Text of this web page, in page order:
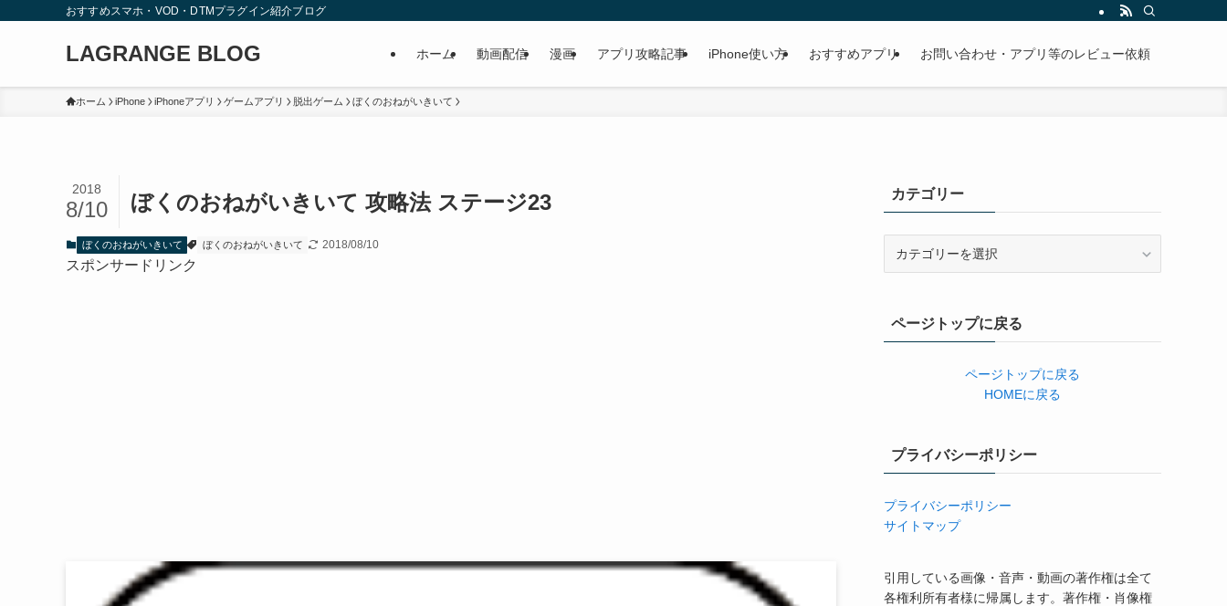
おすすめスマホ・VOD・DTMプラグイン紹介ブログ
LAGRANGE BLOG ホーム 動画配信 漫画 アプリ攻略記事 iPhone使い方 おすすめアプリ お問い合わせ・アプリ等のレビュー依頼
ホーム iPhone iPhoneアプリ ゲームアプリ 脱出ゲーム ぼくのおねがいきいて
ぼくのおねがいきいて 攻略法 ステージ23
2018
8/10
ぼくのおねがいきいて ぼくのおねがいきいて 2018/08/10
スポンサードリンク
カテゴリー
ーページトップに戻る
ページトップに戻る
HOMEに戻る
プライバシーポリシー
プライバシーポリシー
サイトマップ
引用している画像・音声・動画の著作権は全て
各権利所有者様に帰属します。著作権・肖像権